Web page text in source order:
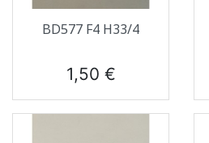
BD577 F4 H33/4
Prix
1,50 €